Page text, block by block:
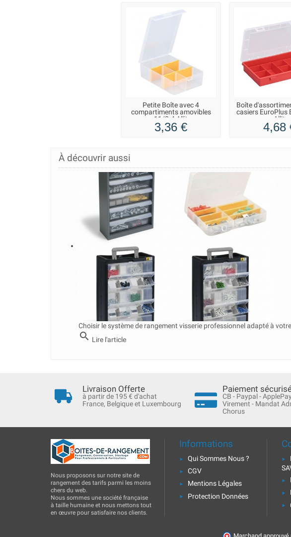
Petite Boîte avec 4
compartiments amovibles
11/2-4 Allit
3,36 €
Boîte
casiers EuroPlus
Allit
4,68
À découvrir aussi
Choisir le système de rangement visserie professionnel adapté à
search Lire l'article
Livraison Offerte
à partir de 195 € d'achat
France, Belgique et Luxembourg
Paiement
CB - Paypal - ApplePay
Virement - Mandat
Chorus
Nous proposons sur notre site de
rangement des tarifs parmi les moins
chers du web.
Nous sommes une société française
à taille humaine et nous mettons tout
en œuvre pour satisfaire nos clients.
Informations
Qui Sommes Nous ?
CGV
Mentions Légales
Protection Données